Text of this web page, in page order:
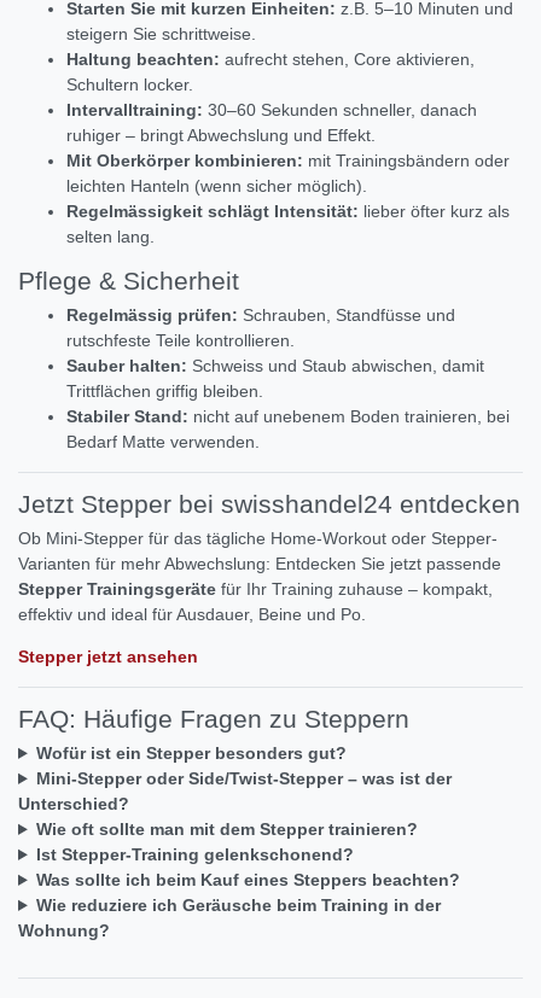
Starten Sie mit kurzen Einheiten: z.B. 5–10 Minuten und
steigern Sie schrittweise.
Haltung beachten: aufrecht stehen, Core aktivieren,
Schultern locker.
Intervalltraining: 30–60 Sekunden schneller, danach
ruhiger – bringt Abwechslung und Effekt.
Mit Oberkörper kombinieren: mit Trainingsbändern oder
leichten Hanteln (wenn sicher möglich).
Regelmässigkeit schlägt Intensität: lieber öfter kurz als
selten lang.
Pflege & Sicherheit
Regelmässig prüfen: Schrauben, Standfüsse und
rutschfeste Teile kontrollieren.
Sauber halten: Schweiss und Staub abwischen, damit
Trittflächen griffig bleiben.
Stabiler Stand: nicht auf unebenem Boden trainieren, bei
Bedarf Matte verwenden.
Jetzt Stepper bei swisshandel24 entdecken
Ob Mini-Stepper für das tägliche Home-Workout oder Stepper-
Varianten für mehr Abwechslung: Entdecken Sie jetzt passende
Stepper Trainingsgeräte für Ihr Training zuhause – kompakt,
effektiv und ideal für Ausdauer, Beine und Po.
Stepper jetzt ansehen
FAQ: Häufige Fragen zu Steppern
Wofür ist ein Stepper besonders gut?
Mini-Stepper oder Side/Twist-Stepper – was ist der
Unterschied?
Wie oft sollte man mit dem Stepper trainieren?
Ist Stepper-Training gelenkschonend?
Was sollte ich beim Kauf eines Steppers beachten?
Wie reduziere ich Geräusche beim Training in der
Wohnung?